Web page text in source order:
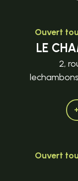
Ouvert
LE
2,
Ouvert